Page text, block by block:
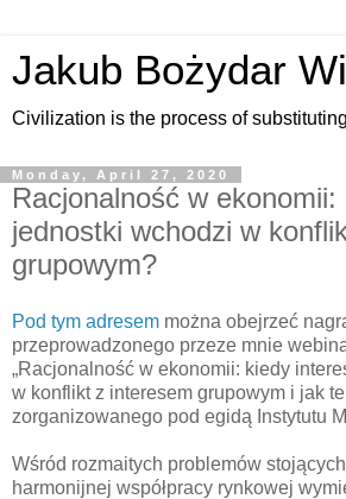
Jakub Bożydar
Civilization is the process of
Monday, April 27, 2020
Racjonalność w
jednostki wchodzi w
grupowym?
Pod tym adresem można obejrzeć
przeprowadzonego przeze mnie
„Racjonalność w ekonomii: kiedy
w konflikt z interesem grupowym i jak
zorganizowanego pod egidą Instytutu
Wśród rozmaitych problemów
harmonijnej współpracy rynkowej